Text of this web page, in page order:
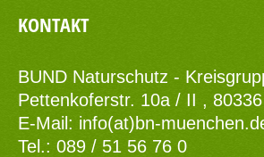
KONTAKT
BUND Naturschutz -
Pettenkoferstr. 10a / II ,
E-Mail: info(at)bn-
Tel.: 089 / 51 56 76 0